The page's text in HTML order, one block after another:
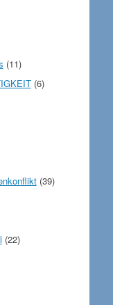
(11)
(6)
(39)
(22)